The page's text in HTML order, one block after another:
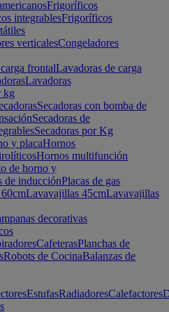
Frigoríficos
integrablesFrigoríficos
verticalesCongeladores
frontalLavadoras de carga
Lavadoras
kg
Secadoras con bomba de
Secadoras de
Secadoras por Kg
y placaHornos
Hornos multifunción
de horno y
de inducciónPlacas de gas
Lavavajillas 45cmLavavajillas
decorativas
CafeterasPlanchas de
Robots de CocinaBalanzas de
EstufasRadiadoresCalefactores